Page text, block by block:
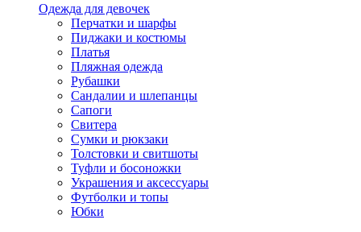
Одежда для девочек
Перчатки и шарфы
Пиджаки и костюмы
Платья
Пляжная одежда
Рубашки
Сандалии и шлепанцы
Сапоги
Свитера
Сумки и рюкзаки
Толстовки и свитшоты
Туфли и босоножки
Украшения и аксессуары
Футболки и топы
Юбки